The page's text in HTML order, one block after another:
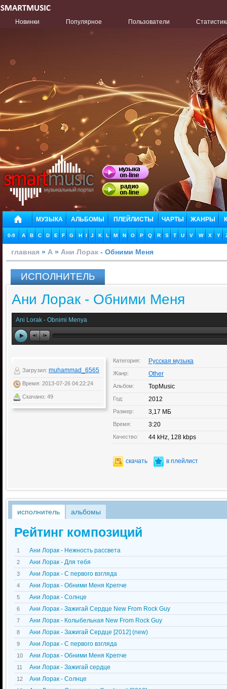
Новинки Популярное Пользователи
МУЗЫКА АЛЬБОМЫ ПЛЕЙЛИСТЫ ЧАРТЫ ЖАНРЫ
0-9 A B C D E F G H I J K L M N O P Q R S T U V W X Y
главная » А » Ани Лорак - Обними Меня
ИСПОЛНИТЕЛЬ
Ани Лорак - Обними Меня
Ani Lorak - Obnimi Menya
Загрузил: muhammad_6565
Время: 2013-07-26 04:22:24
Скачано: 49
Категория: Русская музыка
Жанр: Other
Альбом: TopMusic
Год: 2012
Размер: 3,17 МБ
Время: 3:20
Качество: 44 kHz, 128 kbps
скачать в плейлист
исполнитель альбомы
Рейтинг композиций
1 Ани Лорак - Нежность рассвета
2 Ани Лорак - Для тебя
3 Ани Лорак - С первого взгляда
4 Ани Лорак - Обними Меня Крепче
5 Ани Лорак - Солнце
6 Ани Лорак - Зажигай Сердце New From Rock Guy
7 Ани Лорак - Колыбельная New From Rock Guy
8 Ани Лорак - Зажигай Сердце [2012] (new)
9 Ани Лорак - С первого взгляда
10 Ани Лорак - Обними Меня Крепче
11 Ани Лорак - Зажигай сердце
12 Ани Лорак - Солнце